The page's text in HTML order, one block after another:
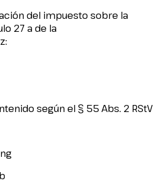
del impuesto sobre la
27 a de la
según el § 55 Abs. 2 RStV